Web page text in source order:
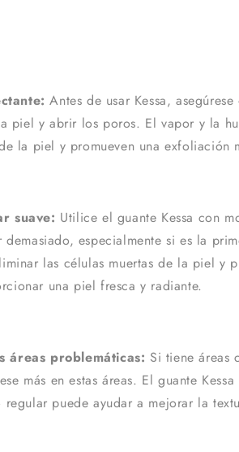
Antes de usar Kessa,
piel y abrir los poros. El vapor y la
la piel y promueven una exfoliación
suave: Utilice el guante Kessa con
especialmente si es la
las células muertas de la piel y
una piel fresca y radiante.
áreas problemáticas: Si tiene áreas
más en estas áreas. El guante
regular puede ayudar a mejorar la